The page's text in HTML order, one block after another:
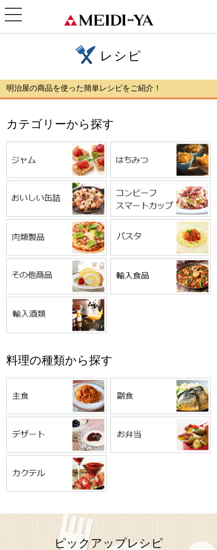
toggle
navigation
レシピ
明治屋の商品を使った簡単レシピをご紹介！
カテゴリーから探す
料理の種類から探す
ピックアップレシピ